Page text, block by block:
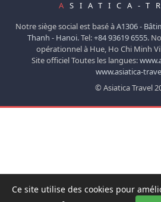
A SIATICA-
Notre siège social est basé àA1306 -
Thanh - Hanoi.Tel:+84 93619 6555.
opérationnel à Hue, Ho Chi Minh
Site officiel Toutes les langues:
www.asiatica-
© Asiatica Travel
Ce site utilise des cookies pour